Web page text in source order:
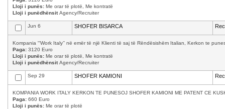
Lloji i punës: Me orar të plotë, Me kontratë
Lloji i punëdhënsitAgency/Recruiter
Jun 6 SHOFER BISARCA
Kompania “‘Work Italy’’ në emër të një Klienti të saj të Rëndësishëm Italian, Kerkon te
Paga: 3120 Euro
Lloji i punës: Me orar të plotë, Me kontratë
Lloji i punëdhënsitAgency/Recruiter
Sep 29 SHOFER KAMIONI
KOMPANIA WORK ITALY KERKON TE PUNESOJ SHOFER KAMIONI ME PATENT CE
Paga: 660 Euro
Lloji i punës: Me orar të plotë